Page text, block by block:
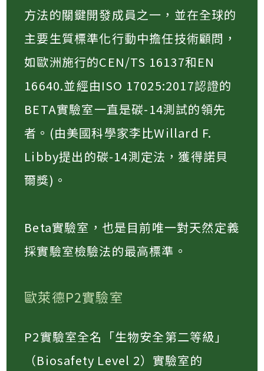
方法的關鍵開發成員之一，並在全球的
主要生質標準化行動中擔任技術顧問，
如歐洲施行的CEN/TS 16137和EN
16640.並經由ISO 17025:2017認證的
BETA實驗室一直是碳-14測試的領先
者。(由美國科學家李比Willard F.
Libby提出的碳-14測定法，獲得諾貝
爾獎)。​
Beta實驗室，也是目前唯一對天然定義
採實驗室檢驗法的最高標準。​
歐萊德P2實驗室
P2實驗室全名「生物安全第二等級」
（Biosafety Level 2）實驗室的